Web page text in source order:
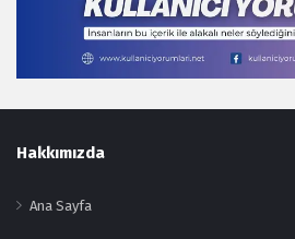
Footer
Hakkımızda
Ana Sayfa